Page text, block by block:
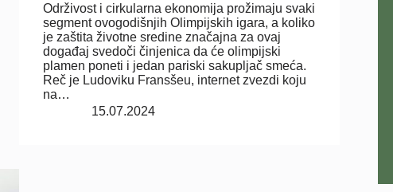
Održivost i cirkularna ekonomija prožimaju svaki
segment ovogodišnjih Olimpijskih igara, a koliko
je zaštita životne sredine značajna za ovaj
događaj svedoči činjenica da će olimpijski
plamen poneti i jedan pariski sakupljač smeća.
Reč je Ludoviku Fransšeu, internet zvezdi koju
na…
15.07.2024